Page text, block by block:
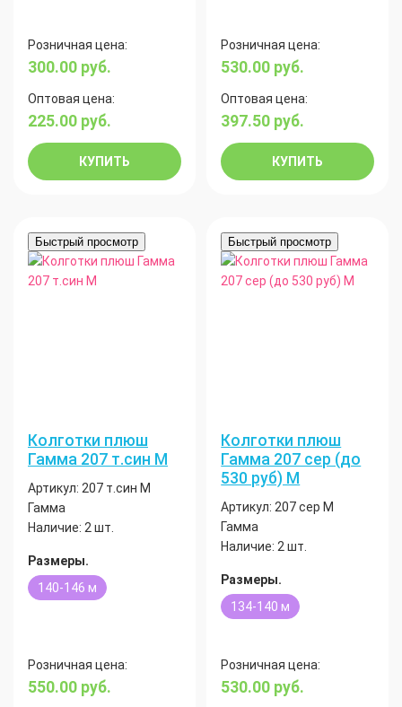
Розничная цена:
300.00 руб.
Оптовая цена:
225.00 руб.
КУПИТЬ
Розничная цена:
530.00 руб.
Оптовая цена:
397.50 руб.
КУПИТЬ
Быстрый просмотр
Колготки плюш
Гамма 207 т.син М
Артикул: 207 т.син М
Гамма
Наличие: 2 шт.
Размеры.
140-146 м
Розничная цена:
550.00 руб.
Быстрый просмотр
Колготки плюш
Гамма 207 сер (до
530 руб) М
Артикул: 207 сер М
Гамма
Наличие: 2 шт.
Размеры.
134-140 м
Розничная цена:
530.00 руб.